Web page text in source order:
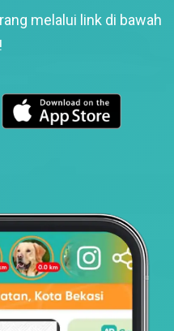
melalui link di bawah